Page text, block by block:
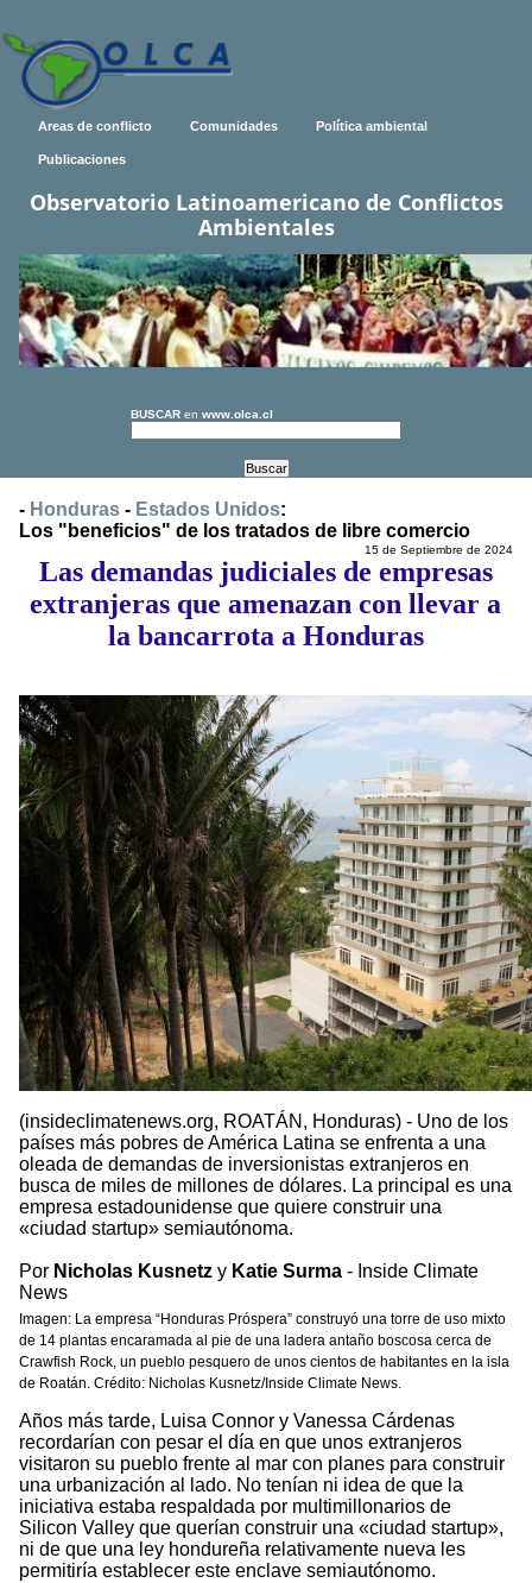
Areas de conflicto Comunidades Política ambiental
Publicaciones
Observatorio Latinoamericano de Conflictos
Ambientales
BUSCAR en www.olca.cl
- Honduras - Estados Unidos:
Los "beneficios" de los tratados de libre comercio
15 de Septiembre de 2024
Las demandas judiciales de empresas
extranjeras que amenazan con llevar a
la bancarrota a Honduras
(insideclimatenews.org, ROATÁN, Honduras) - Uno de los
países más pobres de América Latina se enfrenta a una
oleada de demandas de inversionistas extranjeros en
busca de miles de millones de dólares. La principal es una
empresa estadounidense que quiere construir una
«ciudad startup» semiautónoma.
Por Nicholas Kusnetz y Katie Surma - Inside Climate
News
Imagen: La empresa “Honduras Próspera” construyó una torre de uso mixto
de 14 plantas encaramada al pie de una ladera antaño boscosa cerca de
Crawfish Rock, un pueblo pesquero de unos cientos de habitantes en la isla
de Roatán. Crédito: Nicholas Kusnetz/Inside Climate News.
Años más tarde, Luisa Connor y Vanessa Cárdenas
recordarían con pesar el día en que unos extranjeros
visitaron su pueblo frente al mar con planes para construir
una urbanización al lado. No tenían ni idea de que la
iniciativa estaba respaldada por multimillonarios de
Silicon Valley que querían construir una «ciudad startup»,
ni de que una ley hondureña relativamente nueva les
permitiría establecer este enclave semiautónomo.